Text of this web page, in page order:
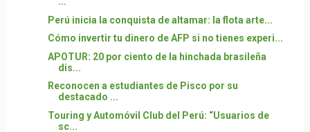
Perú inicia la conquista de altamar: la flota arte...
Cómo invertir tu dinero de AFP si no tienes experi...
APOTUR: 20 por ciento de la hinchada brasileña
dis...
Reconocen a estudiantes de Pisco por su
destacado ...
Touring y Automóvil Club del Perú: “Usuarios de
sc...